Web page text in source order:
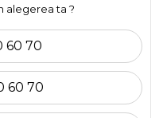
alegerea ta ?
60 70
60 70